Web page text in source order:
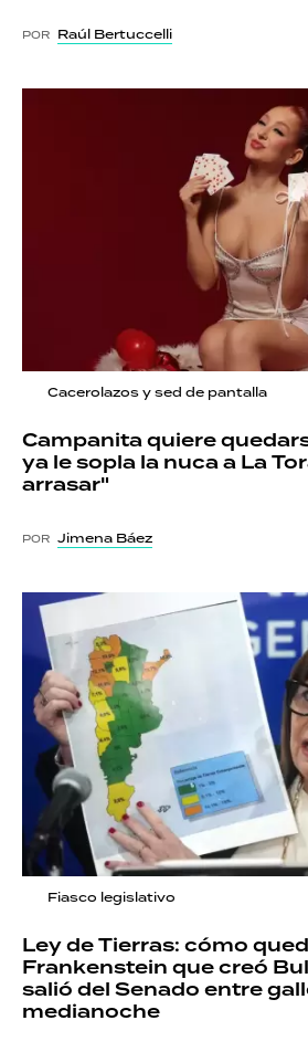
POR Raúl Bertuccelli
Cacerolazos y sed de pantalla
Campanita quiere
ya le sopla la nuca a La
arrasar"
POR Jimena Báez
Fiasco legislativo
Ley de Tierras: cómo
Frankenstein que creó
salió del Senado entre
medianoche